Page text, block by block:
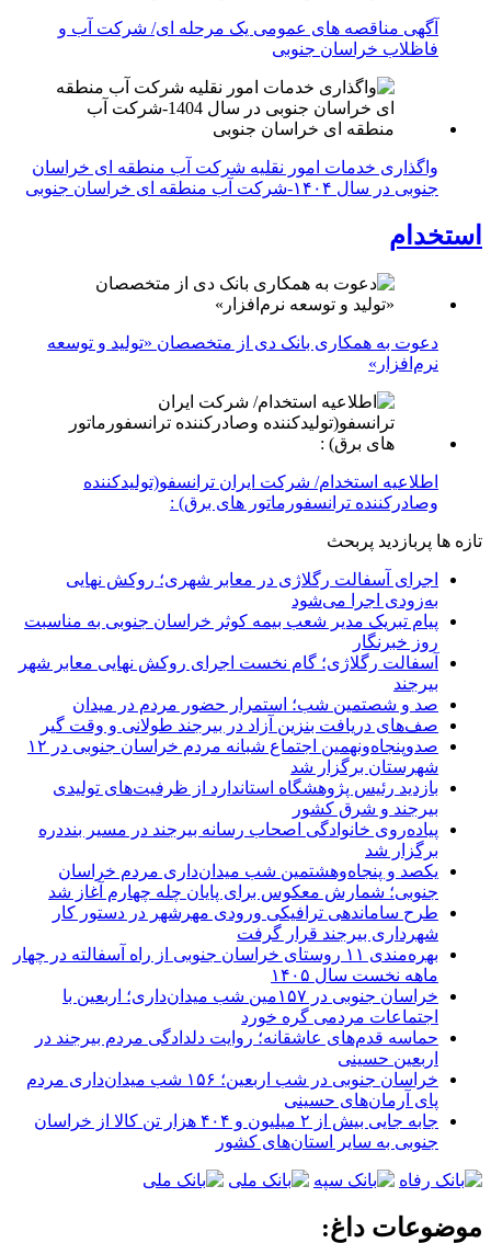
آگهی مناقصه های عمومی یک مرحله ای/ شرکت آب و
فاظلاب خراسان جنوبی
واگذاری خدمات امور نقلیه شرکت آب منطقه ای خراسان
جنوبی در سال ۱۴۰۴-شرکت آب منطقه ای خراسان جنوبی
استخدام
دعوت به همکاری بانک دی از متخصصان «تولید و توسعه
نرم‌افزار»
اطلاعیه استخدام/ شرکت ایران ترانسفو(تولیدکننده
وصادرکننده ترانسفورماتور های برق) :
تازه ها پربازدید پربحث
اجرای آسفالت رگلاژی در معابر شهری؛ روکش نهایی
به‌زودی اجرا می‌شود
پیام تبریک مدیر شعب بیمه کوثر خراسان جنوبی به مناسبت
روز خبرنگار
آسفالت رگلاژی؛ گام نخست اجرای روکش نهایی معابر شهر
بیرجند
صد و شصتمین شب؛ استمرار حضور مردم در میدان
صف‌های دریافت بنزین آزاد در بیرجند طولانی و وقت گیر
صدوپنجاه‌ونهمین اجتماع شبانه مردم خراسان جنوبی در ۱۲
شهرستان برگزار شد
بازدید رئیس پژوهشگاه استاندارد از ظرفیت‌های تولیدی
بیرجند و شرق کشور
پیاده‌روی خانوادگی اصحاب رسانه بیرجند در مسیر بنددره
برگزار شد
یکصد و پنجاه‌وهشتمین شب میدان‌داری مردم خراسان
جنوبی؛ شمارش معکوس برای پایان چله چهارم آغاز شد
طرح ساماندهی ترافیکی ورودی مهرشهر در دستور کار
شهرداری بیرجند قرار گرفت
بهره‌مندی ۱۱ روستای خراسان جنوبی از راه آسفالته در چهار
ماهه نخست سال ۱۴۰۵
خراسان جنوبی در ۱۵۷مین شب میدان‌داری؛ اربعین با
اجتماعات مردمی گره خورد
حماسه قدم‌های عاشقانه؛ روایت دلدادگی مردم بیرجند در
اربعین حسینی
خراسان جنوبی در شب اربعین؛ ۱۵۶ شب میدان‌داری مردم
پای آرمان‌های حسینی
جابه جایی بیش از ۲ میلیون و ۴۰۴ هزار تن کالا از خراسان
جنوبی به سایر استان‌های کشور
موضوعات داغ: